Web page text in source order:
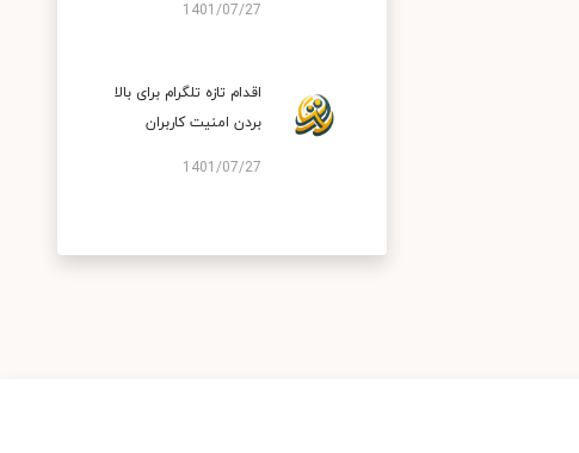
1401/07/27
اقدام تازه تلگرام برای بالا
بردن امنیت کاربران
1401/07/27